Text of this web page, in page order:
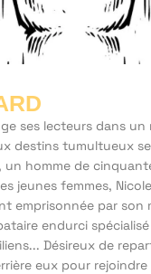
ses lecteurs dans un
destins tumultueux
un homme de
jeunes femmes,
emprisonnée par son
endurci
Désireux de
eux pour